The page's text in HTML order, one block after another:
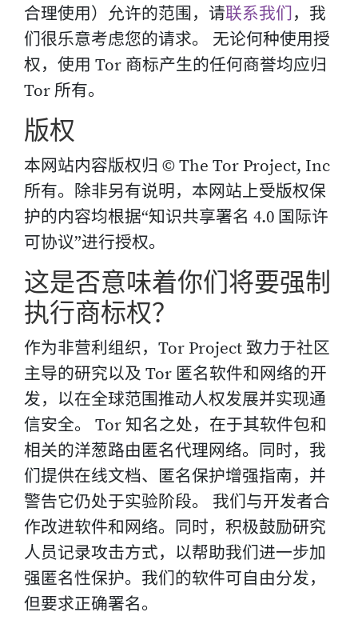
合理使用）允许的范围，请联系我们，我
们很乐意考虑您的请求。 无论何种使用授
权，使用 Tor 商标产生的任何商誉均应归
Tor 所有。
版权
本网站内容版权归 © The Tor Project, Inc
所有。除非另有说明，本网站上受版权保
护的内容均根据“知识共享署名 4.0 国际许
可协议”进行授权。
这是否意味着你们将要强制
执行商标权？
作为非营利组织，Tor Project 致力于社区
主导的研究以及 Tor 匿名软件和网络的开
发，以在全球范围推动人权发展并实现通
信安全。 Tor 知名之处，在于其软件包和
相关的洋葱路由匿名代理网络。同时，我
们提供在线文档、匿名保护增强指南，并
警告它仍处于实验阶段。 我们与开发者合
作改进软件和网络。同时，积极鼓励研究
人员记录攻击方式，以帮助我们进一步加
强匿名性保护。我们的软件可自由分发，
但要求正确署名。